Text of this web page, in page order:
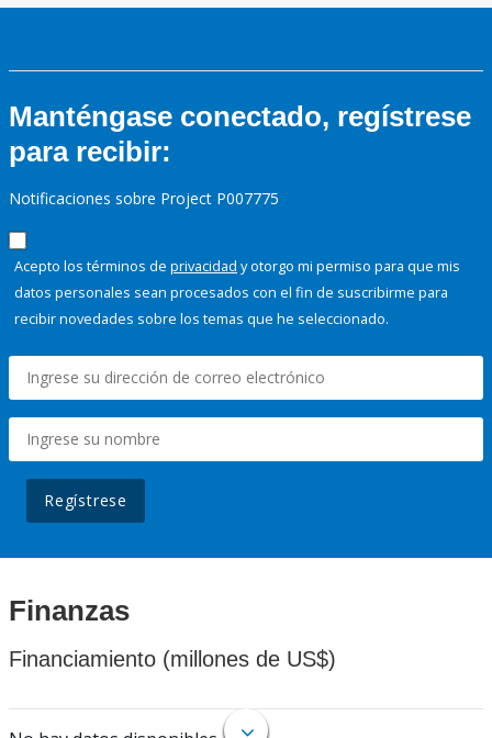
Manténgase conectado, regístrese
para recibir:
Notificaciones sobre Project P007775
Acepto los términos de privacidad y otorgo mi permiso para que mis
datos personales sean procesados con el fin de suscribirme para
recibir novedades sobre los temas que he seleccionado.
Regístrese
Finanzas
Financiamiento (millones de US$)